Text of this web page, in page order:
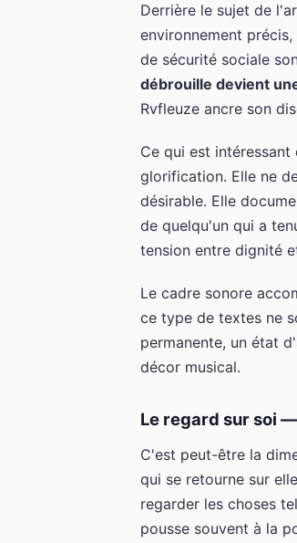
Derrière le sujet de
environnement
de sécurité sociale
débrouille devient
Rvfleuze ancre son
Ce qui est
glorification. Elle ne
désirable. Elle
de quelqu'un qui a
tension entre dignité
Le cadre sonore
ce type de textes ne
permanente, un état
décor musical.
Le regard sur soi
C'est peut-être la
qui se retourne sur
regarder les choses
pousse souvent à la